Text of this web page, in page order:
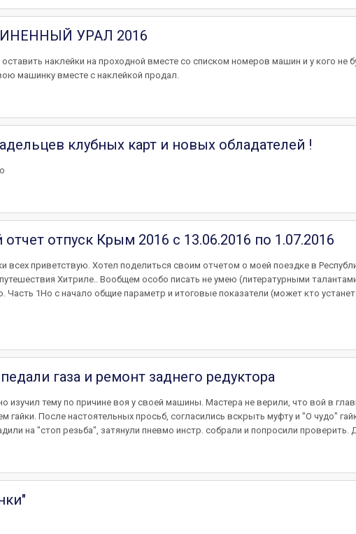
УРАЛ 2016
наклейки на проходной вместе со списком номеров машин и у кого не
машинку вместе с наклейкой продал.
клубных карт и новых обладателей !
отчет отпуск Крым 2016 с 13.06.2016 по 1.07.2016
всех приветствую. Хотел поделиться своим отчетом о моей поездке в
Хитриле.. Вообщем особо писать не умею (литературными
Часть 1 ​Но с начало общие параметр и итоговые показатели (может кто
газа и ремонт заднего редуктора
изучил тему по причине воя у своей машины. Мастера не верили, что вой в
гайки. После настоятельных просьб, согласились вскрыть муфту и "О чудо"
на "стоп резьба", затянули пневмо инстр. собрали и попросили проверить.